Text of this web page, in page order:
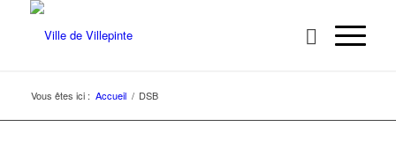
Vous êtes ici : Accueil / DSB